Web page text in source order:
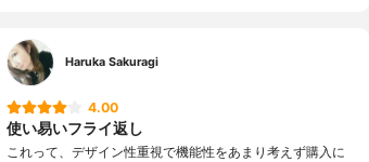
Haruka Sakuragi
4.00
使い易いフライ返し
これって、デザイン性重視で機能性をあまり考えず購入に